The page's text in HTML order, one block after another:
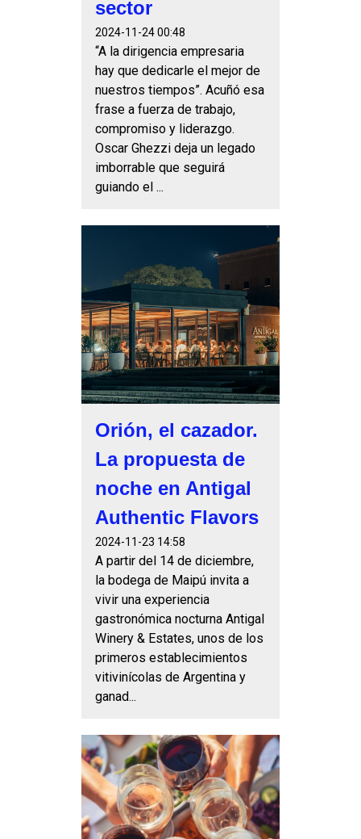
sector
2024-11-24 00:48
“A la dirigencia empresaria
hay que dedicarle el mejor de
nuestros tiempos”. Acuñó esa
frase a fuerza de trabajo,
compromiso y liderazgo.
Oscar Ghezzi deja un legado
imborrable que seguirá
guiando el ...
Orión, el cazador.
La propuesta de
noche en Antigal
Authentic Flavors
2024-11-23 14:58
A partir del 14 de diciembre,
la bodega de Maipú invita a
vivir una experiencia
gastronómica nocturna Antigal
Winery & Estates, unos de los
primeros establecimientos
vitivinícolas de Argentina y
ganad...